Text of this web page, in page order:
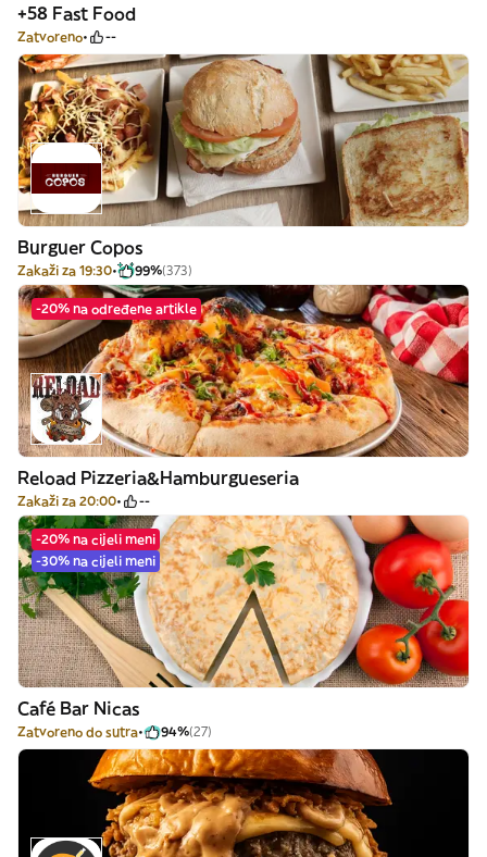
+58 Fast Food
Zatvoreno --
Burguer Copos
Zakaži za 19:30 99%(373)
-20% na određene artikle
Reload Pizzeria&Hamburgueseria
Zakaži za 20:00 --
-20% na cijeli meni
-30% na cijeli meni
Café Bar Nicas
Zatvoreno do sutra 94%(27)